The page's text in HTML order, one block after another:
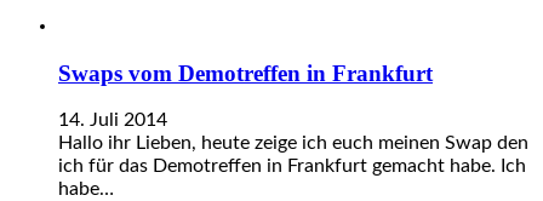
Swaps vom Demotreffen in Frankfurt
14. Juli 2014
Hallo ihr Lieben, heute zeige ich euch meinen Swap den
ich für das Demotreffen in Frankfurt gemacht habe. Ich
habe…